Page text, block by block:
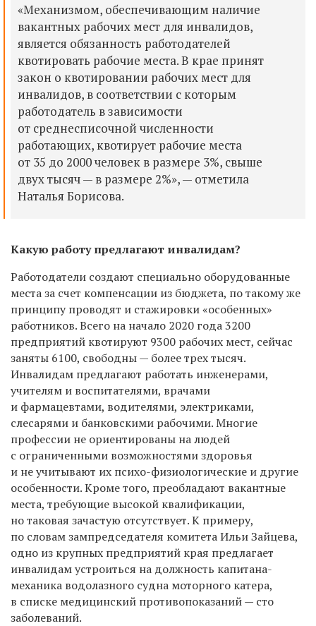
«Механизмом, обеспечивающим наличие
вакантных рабочих мест для инвалидов,
является обязанность работодателей
квотировать рабочие места. В крае принят
закон о квотировании рабочих мест для
инвалидов, в соответствии с которым
работодатель в зависимости
от среднесписочной численности
работающих, квотирует рабочие места
от 35 до 2000 человек в размере 3%, свыше
двух тысяч — в размере 2%», — отметила
Наталья Борисова.
Какую работу предлагают инвалидам?
Работодатели создают специально оборудованные
местаза счет компенсации из бюджета, по такому же
принципу проводят и стажировки «особенных»
работников. Всего на начало 2020 года3200
предприятий квотируют 9300 рабочих мест, сейчас
заняты 6100, свободны — более трех тысяч.
Инвалидам предлагают работать инженерами,
учителям и воспитателями, врачами
и фармацевтами, водителями, электриками,
слесарями и банковскими рабочими. Многие
профессии не ориентированы на людей
с ограниченными возможностямиздоровья
и не учитывают их психо-физиологические и другие
особенности.Кроме того, преобладают вакантные
места, требующие высокой квалификации,
но таковая зачастую отсутствует.К примеру,
по словам зампредседателя комитета Ильи Зайцева,
одно из крупных предприятий края предлагает
инвалидам устроиться на должность капитана-
механика водолазного судна моторного катера,
в списке медицинский противопоказаний — сто
заболеваний.